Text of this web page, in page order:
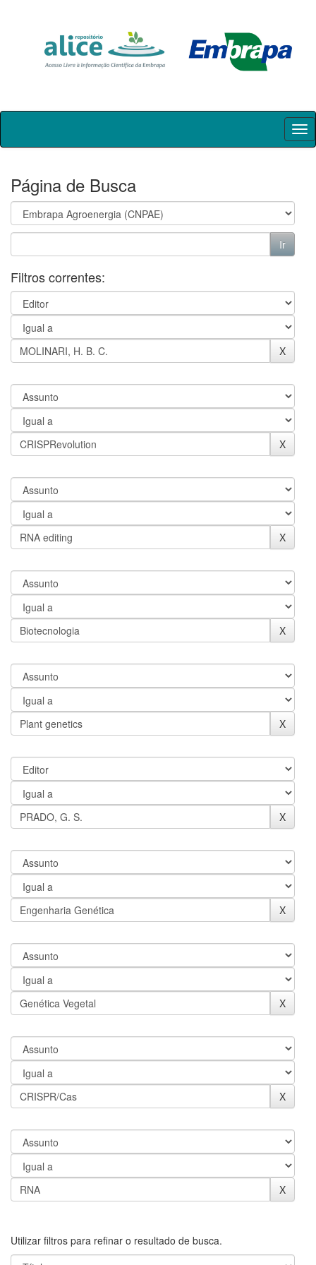
Skip
Página de Busca
Filtros correntes:
Utilizar filtros para refinar o resultado de busca.